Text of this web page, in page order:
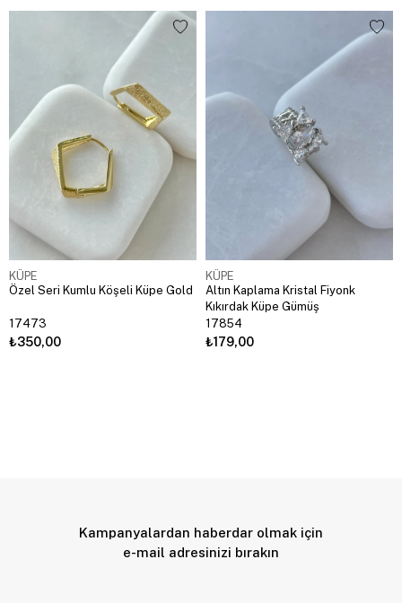
KÜPE
Özel Seri Kumlu Köşeli Küpe Gold
17473
₺350,00
KÜPE
Altın Kaplama Kristal Fiyonk
Kıkırdak Küpe Gümüş
17854
₺179,00
Kampanyalardan haberdar olmak için
e-mail adresinizi bırakın